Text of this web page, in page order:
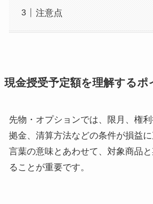
注意点
現金授受予定額を理解するポ
先物・オプションでは、限月、権
拠金、清算方法などの条件が損益に
言葉の意味とあわせて、対象商品
ることが重要です。